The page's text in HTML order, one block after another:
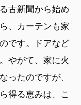
古新聞から始め
、カーテンも家
です。ドアなど
やがて、家に火
ったのですが、
得る恵みは、こ